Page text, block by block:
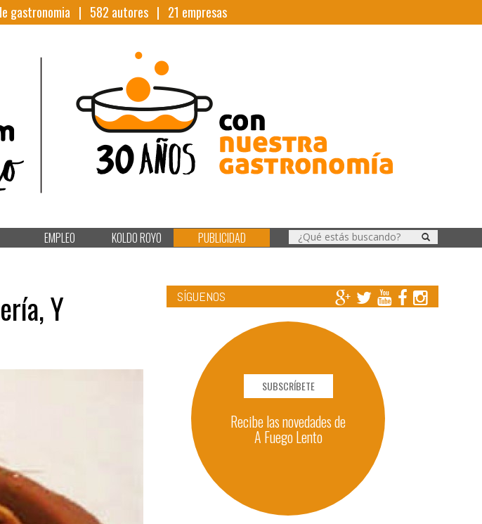
gastronomia | 582 autores | 21 empresas
EMPLEO KOLDO ROYO PUBLICIDAD
Y SÍGUENOS
SUBSCRÍBETE
Recibe las novedades de
A Fuego Lento